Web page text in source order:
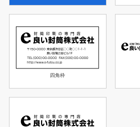
四角枠